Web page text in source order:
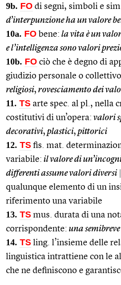
9b. FO di segni, simboli e
d’interpunzione ha un valore
10a. FO bene: la vita è un
e l’intelligenza sono valori
10b. FO ciò che è degno di
giudizio personale o
religiosi, rovesciamento dei
11. TS arte spec. al pl., nella
costitutivi di un’opera: valori
decorativi, plastici, pittorici
12. TS fis. mat.
variabile: il valore di
differenti assume valori diversi
qualunque elemento di un
riferimento una variabile
13. TS mus. durata di una
corrispondente: una
14. TS ling. l’insieme delle
linguistica intrattiene con le
che ne definiscono e